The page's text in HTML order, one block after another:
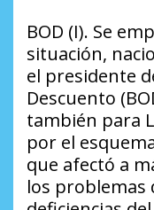
BOD (I). Se
situación,
el presidente
Descuento
también para
por el
que afectó a
los problemas